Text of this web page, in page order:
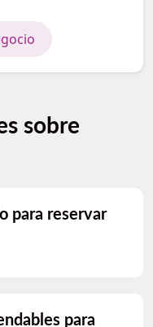
sobre
para reservar
para